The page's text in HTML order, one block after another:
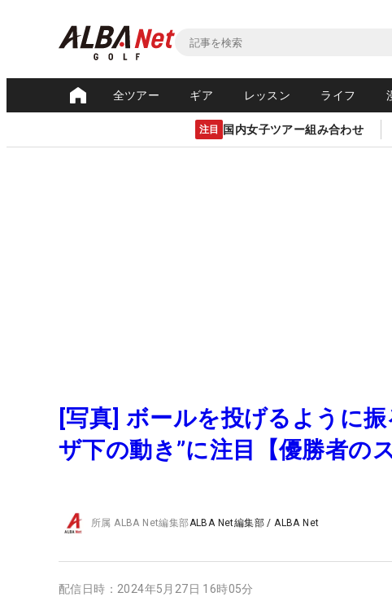
全ツアー ギア レッスン ライフ
注目 国内女子ツアー組み合わせ
[写真] ボールを投げるように
ザ下の動き”に注目【優勝者の
所属ALBA Net編集部ALBA Net編集部 /ALBA Net
配信日時： 2024年5月27日 16時05分